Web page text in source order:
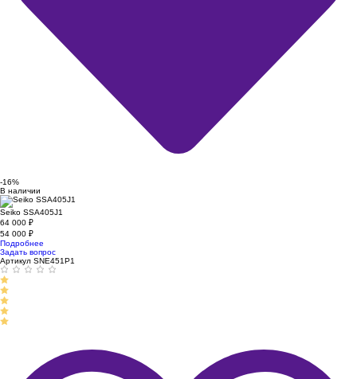
-16%
В наличии
Seiko SSA405J1
64 000 ₽
54 000 ₽
Подробнее
Задать вопрос
Артикул SNE451P1